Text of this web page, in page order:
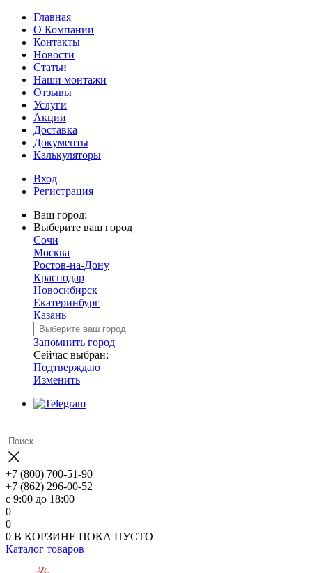
Главная
О Компании
Контакты
Новости
Статьи
Наши монтажи
Отзывы
Услуги
Акции
Доставка
Документы
Калькуляторы
Вход
Регистрация
Ваш город:
Выберите ваш город
Сочи
Москва
Ростов-на-Дону
Краснодар
Новосибирск
Екатеринбург
Казань
Запомнить город
Сейчас выбран:
Подтверждаю
Изменить
+7 (800) 700-51-90
+7 (862) 296-00-52
с 9:00 до 18:00
0
0
0 В КОРЗИНЕ ПОКА ПУСТО
Каталог товаров